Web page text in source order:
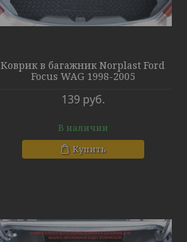
Коврик в багажник Norplast Ford
Focus WAG 1998-2005
139 руб.
В наличии
Купить